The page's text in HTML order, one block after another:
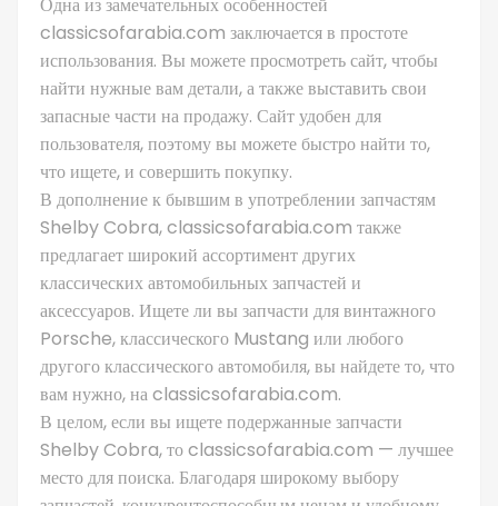
classicsofarabia.com заключается в простоте
использования. Вы можете просмотреть сайт, чтобы
найти нужные вам детали, а также выставить свои
запасные части на продажу. Сайт удобен для
пользователя, поэтому вы можете быстро найти то,
что ищете, и совершить покупку.
В дополнение к бывшим в употреблении запчастям
Shelby Cobra, classicsofarabia.com также
предлагает широкий ассортимент других
классических автомобильных запчастей и
аксессуаров. Ищете ли вы запчасти для винтажного
Porsche, классического Mustang или любого
другого классического автомобиля, вы найдете то, что
вам нужно, на classicsofarabia.com.
В целом, если вы ищете подержанные запчасти
Shelby Cobra, то classicsofarabia.com — лучшее
место для поиска. Благодаря широкому выбору